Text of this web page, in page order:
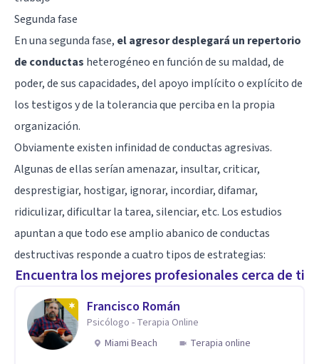
Segunda fase
En una segunda fase, el agresor desplegará un repertorio
de conductas heterogéneo en función de su maldad, de
poder, de sus capacidades, del apoyo implícito o explícito de
los testigos y de la tolerancia que perciba en la propia
organización.
Obviamente existen infinidad de conductas agresivas.
Algunas de ellas serían amenazar, insultar, criticar,
desprestigiar, hostigar, ignorar, incordiar, difamar,
ridiculizar, dificultar la tarea, silenciar, etc. Los estudios
apuntan a que todo ese amplio abanico de conductas
destructivas responde a cuatro tipos de estrategias:
Encuentra los mejores profesionales cerca de ti
Francisco Román
Psicólogo - Terapia Online
Miami Beach
Terapia online